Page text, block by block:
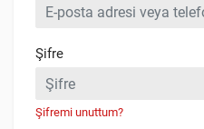
Şifre
Şifremi unuttum?